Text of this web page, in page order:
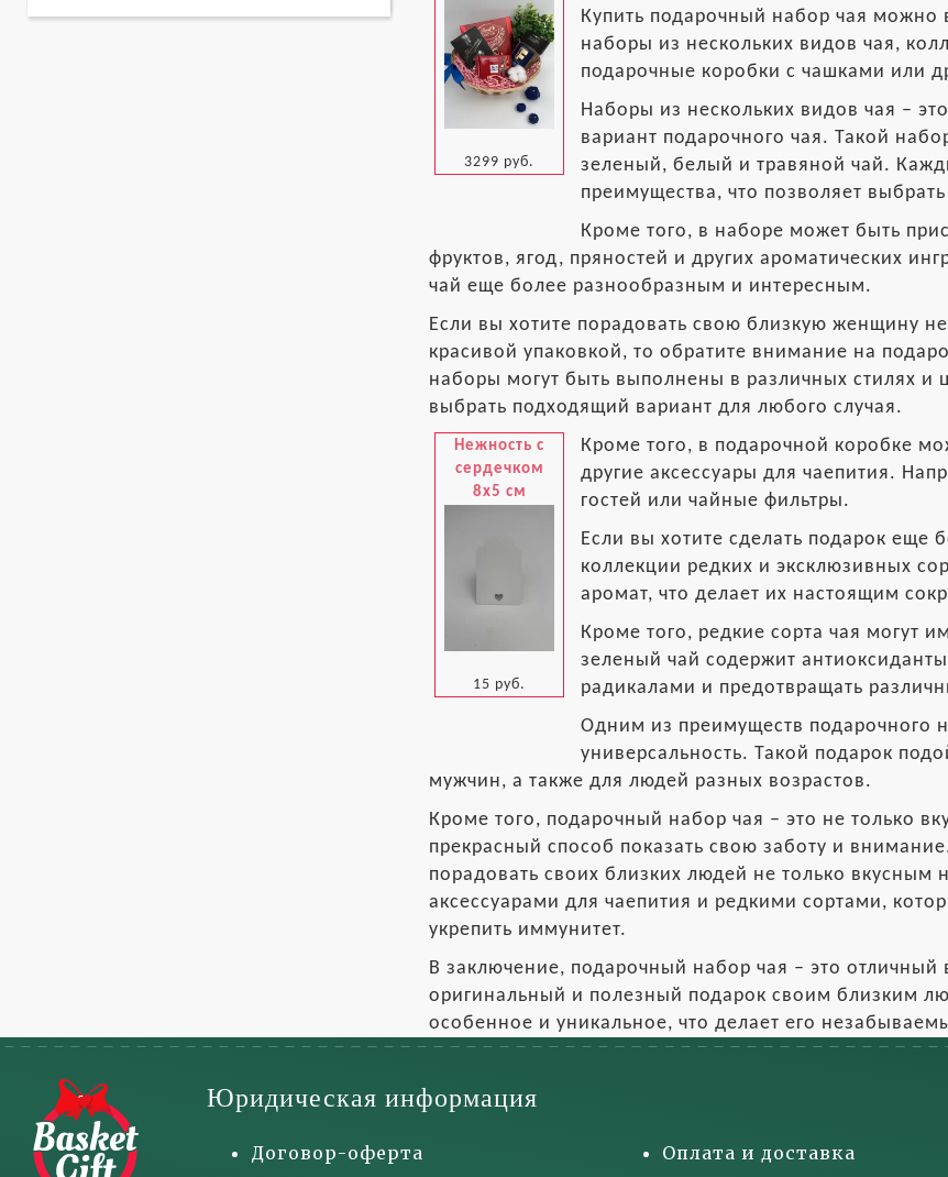
3299 руб.
Купить подарочный набор чая можно
наборы из нескольких видов чая,
подарочные коробки с чашками или
Наборы из нескольких видов чая –
вариант подарочного чая. Такой
зеленый, белый и травяной чай.
преимущества, что позволяет
Кроме того, в наборе может быть
фруктов, ягод, пряностей и других ароматических
чай еще более разнообразным и интересным.
Если вы хотите порадовать свою близкую женщину
красивой упаковкой, то обратите внимание на
наборы могут быть выполнены в различных стилях и
выбрать подходящий вариант для любого случая.
Нежность с
сердечком
8x5 см
15 руб.
Кроме того, в подарочной коробке
другие аксессуары для чаепития.
гостей или чайные фильтры.
Если вы хотите сделать подарок еще
коллекции редких и эксклюзивных
аромат, что делает их настоящим
Кроме того, редкие сорта чая могут
зеленый чай содержит
радикалами и предотвращать
Одним из преимуществ подарочного
универсальность. Такой подарок
мужчин, а также для людей разных возрастов.
Кроме того, подарочный набор чая – это не только
прекрасный способ показать свою заботу и
порадовать своих близких людей не только вкусным
аксессуарами для чаепития и редкими сортами,
укрепить иммунитет.
В заключение, подарочный набор чая – это отличный
оригинальный и полезный подарок своим близким
особенное и уникальное, что делает его
Юридическая информация
Договор-оферта Оплата и доставка